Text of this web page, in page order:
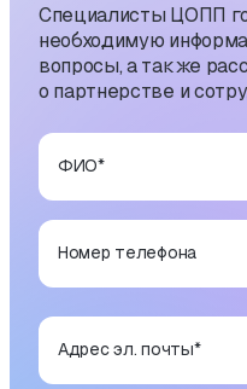
Специалисты ЦОПП
необходимую
вопросы, а также
о партнерстве и
ФИО*
Номер телефона
Адрес эл. почты*